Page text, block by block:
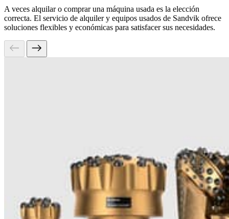
A veces alquilar o comprar una máquina usada es la elección
correcta. El servicio de alquiler y equipos usados de Sandvik ofrece
soluciones flexibles y económicas para satisfacer sus necesidades.